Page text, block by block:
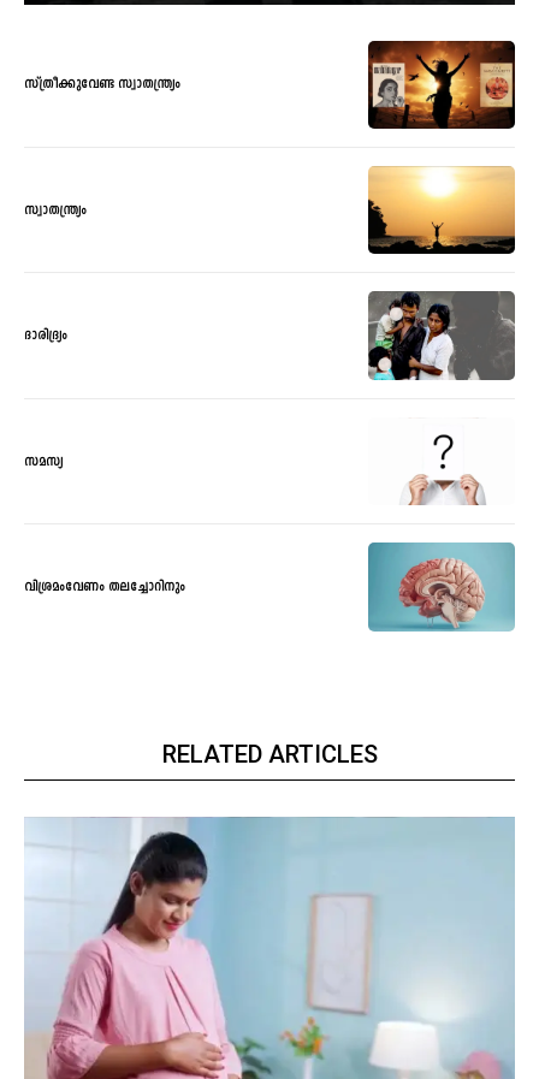
സ്ത്രീക്കുവേണ്ട സ്വാതന്ത്ര്യം
സ്വാതന്ത്ര്യം
ദാരിദ്ര്യം
സമസ്യ
വിശ്രമംവേണം തലച്ചോറിനും
RELATED ARTICLES